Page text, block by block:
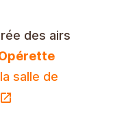
des airs
salle de